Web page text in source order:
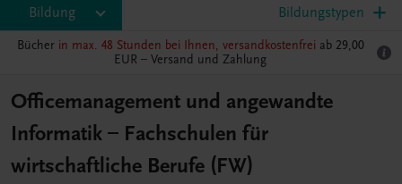
Bildung Bildungstypen
Bücher in max. 48 Stunden bei Ihnen, versandkostenfrei ab 29,00
EUR – Versand und Zahlung
Officemanagement und angewandte
Informatik – Fachschulen für
wirtschaftliche Berufe (FW)